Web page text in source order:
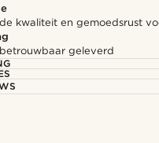
kwaliteit en gemoedsrust
geleverd